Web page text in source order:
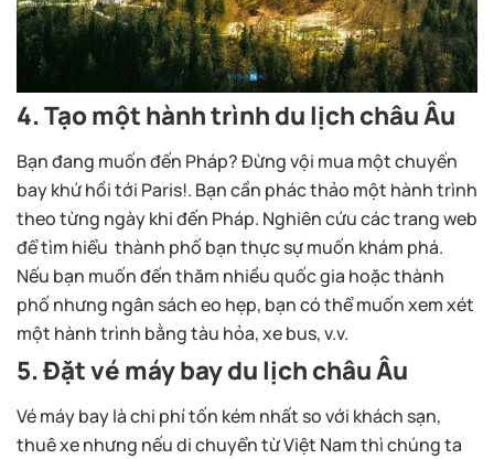
4. Tạo một hành trình du lịch châu Âu
Bạn đang muốn đến Pháp? Đừng vội mua một chuyến
bay khứ hồi tới Paris!. Bạn cần phác thảo một hành trình
theo từng ngày khi đến Pháp. Nghiên cứu các trang web
để tìm hiểu thành phố bạn thực sự muốn khám phá.
Nếu bạn muốn đến thăm nhiều quốc gia hoặc thành
phố nhưng ngân sách eo hẹp, bạn có thể muốn xem xét
một hành trình bằng tàu hỏa, xe bus, v.v.
5. Đặt vé máy bay du lịch châu Âu
Vé máy bay là chi phí tốn kém nhất so với khách sạn,
thuê xe nhưng nếu di chuyển từ Việt Nam thì chúng ta